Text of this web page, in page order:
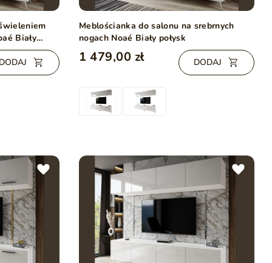
Biały
Meblościanka do salonu na srebrnych
nogach Noaé Biały połysk
1 479,00 zł DODAJ